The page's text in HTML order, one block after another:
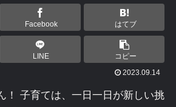
Facebook はてブ
LINE
コピー
2023.09.14
！ 子育ては、一日一日が新しい挑